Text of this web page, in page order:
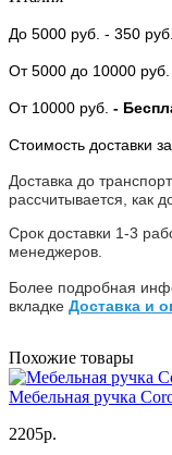
До 5000 руб. - 350 руб.
От 5000 до 10000 руб.
От 10000 руб. -
Стоимость доставки
Доставка до
рассчитывается, как
Срок доставки 1-3
менеджеров.
Более подробная
вкладке Доставка и
Похожие товары
Мебельная ручка
2205р.